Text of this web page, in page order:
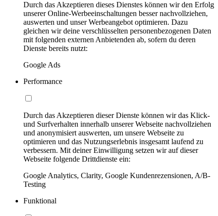
Durch das Akzeptieren dieses Dienstes können wir den Erfolg
unserer Online-Werbeeinschaltungen besser nachvollziehen,
auswerten und unser Werbeangebot optimieren. Dazu
gleichen wir deine verschlüsselten personenbezogenen Daten
mit folgenden externen Anbietenden ab, sofern du deren
Dienste bereits nutzt:
Google Ads
Performance
Durch das Akzeptieren dieser Dienste können wir das Klick-
und Surfverhalten innerhalb unserer Webseite nachvollziehen
und anonymisiert auswerten, um unsere Webseite zu
optimieren und das Nutzungserlebnis insgesamt laufend zu
verbessern. Mit deiner Einwilligung setzen wir auf dieser
Webseite folgende Drittdienste ein:
Google Analytics, Clarity, Google Kundenrezensionen, A/B-
Testing
Funktional